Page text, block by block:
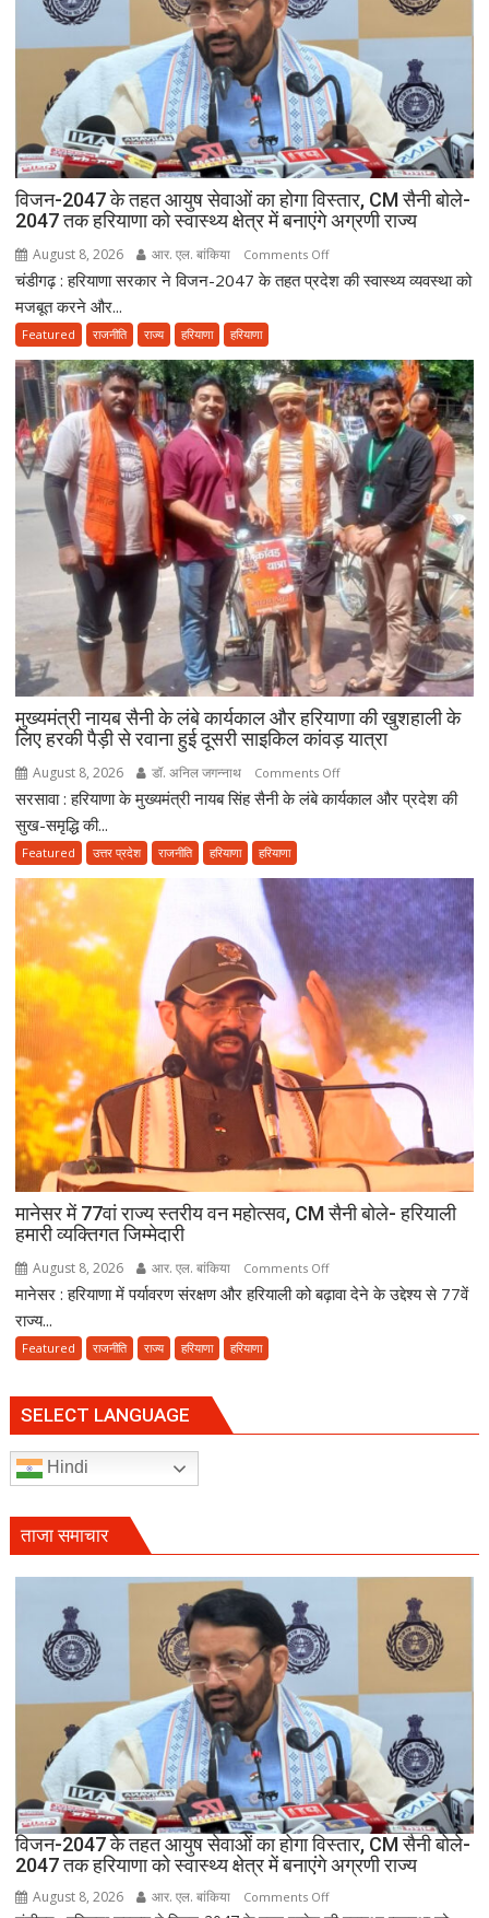
विजन-2047 के तहत आयुष सेवाओं का होगा विस्तार, CM सैनी बोले-
2047 तक हरियाणा को स्वास्थ्य क्षेत्र में बनाएंगे अग्रणी राज्य
August 8, 2026 आर. एल. बांकिया Comments Offon
विजन-2047
सेवाओं
का
होगा
विस्तार,
CM
सैनी
बोले-
2047
तक
हरियाणा
को
स्वास्थ्य
क्षेत्र
में
बनाएंगे
अग्रणी
चंडीगढ़ : हरियाणा सरकार ने विजन-2047 के तहत प्रदेश की स्वास्थ्य व्यवस्था को
मजबूत करने और...
Featured राजनीति राज्य हरियाणा हरियाणा
मुख्यमंत्री नायब सैनी के लंबे कार्यकाल और हरियाणा की खुशहाली के
लिए हरकी पैड़ी से रवाना हुई दूसरी साइकिल कांवड़ यात्रा
August 8, 2026 डॉ. अनिल जगन्नाथ Comments Offon
मुख्यमंत्री
लंबे
कार्यकाल
खुशहाली
लिए
हरकी
रवाना
दूसरी
सरसावा : हरियाणा के मुख्यमंत्री नायब सिंह सैनी के लंबे कार्यकाल और प्रदेश की
सुख-समृद्धि की...
Featured उत्तर प्रदेश राजनीति हरियाणा हरियाणा
मानेसर में 77वां राज्य स्तरीय वन महोत्सव, CM सैनी बोले- हरियाली
हमारी व्यक्तिगत जिम्मेदारी
August 8, 2026 आर. एल. बांकिया Comments Offon
मानेसर
महोत्सव,
हमारी
व्यक्तिगत
मानेसर : हरियाणा में पर्यावरण संरक्षण और हरियाली को बढ़ावा देने के उद्देश्य से 77वें
राज्य...
Featured राजनीति राज्य हरियाणा हरियाणा
SELECT LANGUAGE
Hindi
ताजा समाचार
विजन-2047 के तहत आयुष सेवाओं का होगा विस्तार, CM सैनी बोले-
2047 तक हरियाणा को स्वास्थ्य क्षेत्र में बनाएंगे अग्रणी राज्य
August 8, 2026 आर. एल. बांकिया Comments Offon